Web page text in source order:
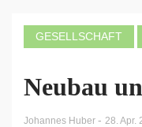
GESELLSCHAFT
Neubau
Johannes Huber - 28. Apr.